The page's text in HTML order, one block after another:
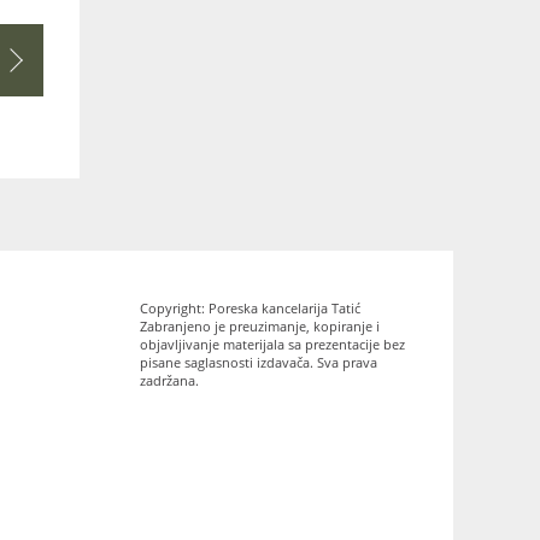
Copyright: Poreska kancelarija Tatić
Zabranjeno je preuzimanje, kopiranje i
objavljivanje materijala sa prezentacije bez
pisane saglasnosti izdavača. Sva prava
zadržana.